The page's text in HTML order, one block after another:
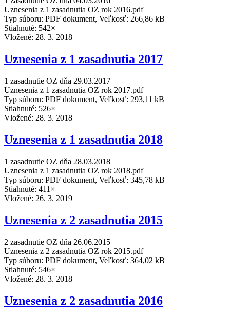
Uznesenia z 1 zasadnutia OZ rok 2016.pdf
Typ súboru: PDF dokument, Veľkosť: 266,86 kB
Stiahnuté: 542×
Vložené: 28. 3. 2018
Uznesenia z 1 zasadnutia 2017
1 zasadnutie OZ dňa 29.03.2017
Uznesenia z 1 zasadnutia OZ rok 2017.pdf
Typ súboru: PDF dokument, Veľkosť: 293,11 kB
Stiahnuté: 526×
Vložené: 28. 3. 2018
Uznesenia z 1 zasadnutia 2018
1 zasadnutie OZ dňa 28.03.2018
Uznesenia z 1 zasadnutia OZ rok 2018.pdf
Typ súboru: PDF dokument, Veľkosť: 345,78 kB
Stiahnuté: 411×
Vložené: 26. 3. 2019
Uznesenia z 2 zasadnutia 2015
2 zasadnutie OZ dňa 26.06.2015
Uznesenia z 2 zasadnutia OZ rok 2015.pdf
Typ súboru: PDF dokument, Veľkosť: 364,02 kB
Stiahnuté: 546×
Vložené: 28. 3. 2018
Uznesenia z 2 zasadnutia 2016